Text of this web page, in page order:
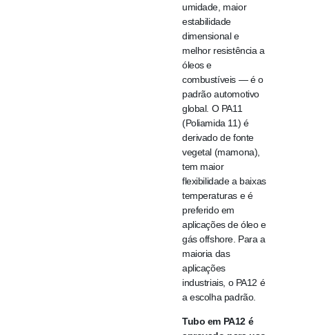
umidade, maior
estabilidade
dimensional e
melhor resistência a
óleos e
combustíveis — é o
padrão automotivo
global. O PA11
(Poliamida 11) é
derivado de fonte
vegetal (mamona),
tem maior
flexibilidade a baixas
temperaturas e é
preferido em
aplicações de óleo e
gás offshore. Para a
maioria das
aplicações
industriais, o PA12 é
a escolha padrão.
Tubo em PA12 é